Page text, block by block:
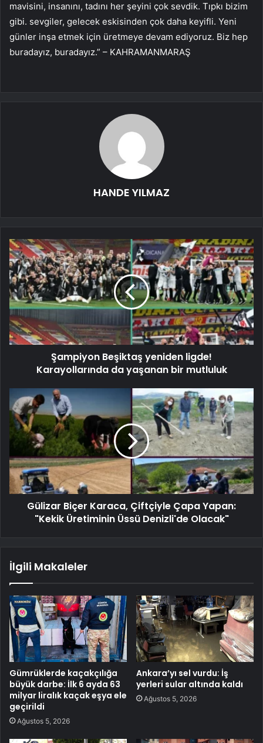
mavisini, insanını, tadını her şeyini çok sevdik. Tıpkı bizim
gibi. sevgiler, gelecek eskisinden çok daha keyifli. Yeni
günler inşa etmek için üretmeye devam ediyoruz. Biz hep
buradayız, buradayız.” – KAHRAMANMARAŞ
HANDE YILMAZ
Şampiyon Beşiktaş yeniden ligde!
Karayollarında da yaşanan bir mutluluk
Gülizar Biçer Karaca, Çiftçiyle Çapa Yapan:
"Kekik Üretiminin Üssü Denizli'de Olacak"
İlgili Makaleler
Gümrüklerde kaçakçılığa
büyük darbe: İlk 6 ayda 63
milyar liralık kaçak eşya ele
geçirildi
Ağustos 5, 2026
Ankara’yı sel vurdu: İş
yerleri sular altında kaldı
Ağustos 5, 2026